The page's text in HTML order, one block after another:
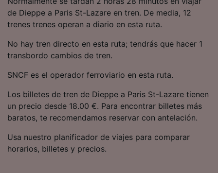
de Dieppe a Paris St-Lazare en tren. De media, 12
trenes trenes operan a diario en esta ruta.
No hay tren directo en esta ruta; tendrás que hacer 1
transbordo cambios de tren.
SNCF es el operador ferroviario en esta ruta.
Los billetes de tren de Dieppe a Paris St-Lazare tienen
un precio desde 18.00 €. Para encontrar billetes más
baratos, te recomendamos reservar con antelación.
Usa nuestro planificador de viajes para comparar
horarios, billetes y precios.
precisa. Analizar activamente las
características del dispositivo para su
identificación. Almacenar la información en un
contenido personalizados, medición de
publicidad y contenido, investigación de